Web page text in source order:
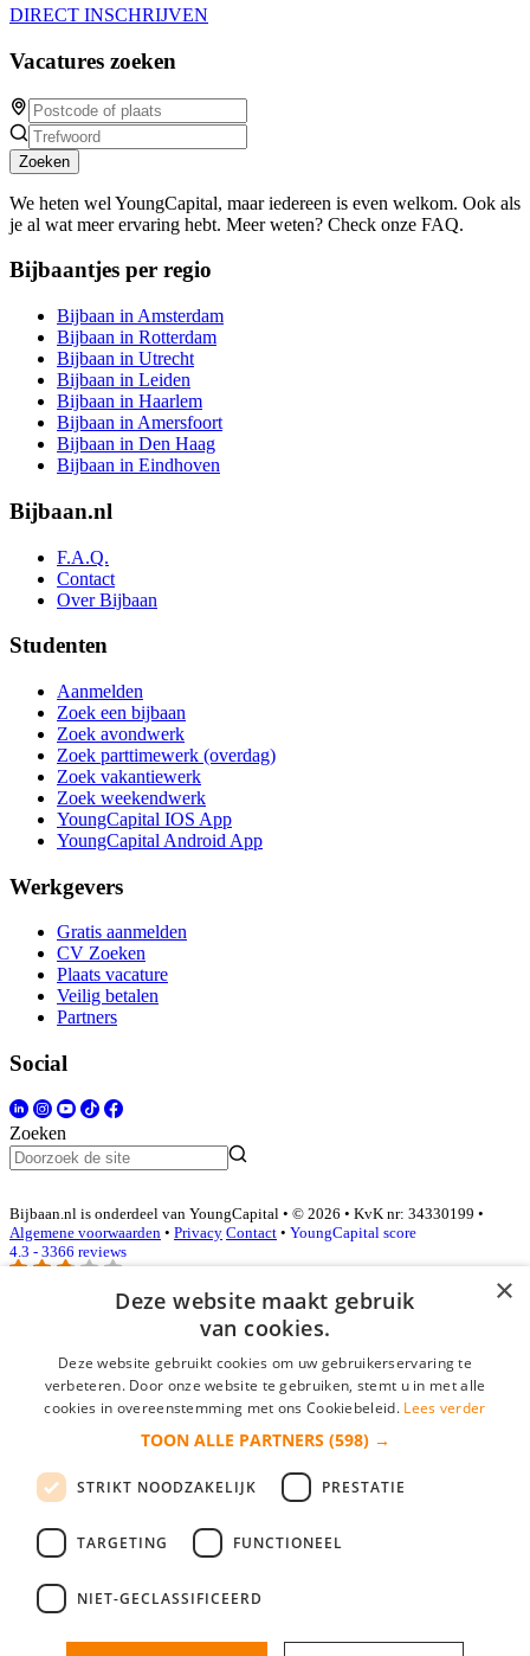
DIRECT INSCHRIJVEN
Vacatures zoeken
Zoeken
We heten wel YoungCapital, maar iedereen is even welkom. Ook als
je al wat meer ervaring hebt. Meer weten? Check onze FAQ.
Bijbaantjes per regio
Bijbaan in Amsterdam
Bijbaan in Rotterdam
Bijbaan in Utrecht
Bijbaan in Leiden
Bijbaan in Haarlem
Bijbaan in Amersfoort
Bijbaan in Den Haag
Bijbaan in Eindhoven
Bijbaan.nl
F.A.Q.
Contact
Over Bijbaan
Studenten
Aanmelden
Zoek een bijbaan
Zoek avondwerk
Zoek parttimewerk (overdag)
Zoek vakantiewerk
Zoek weekendwerk
YoungCapital IOS App
YoungCapital Android App
Werkgevers
Gratis aanmelden
CV Zoeken
Plaats vacature
Veilig betalen
Partners
Social
Zoeken
Bijbaan.nl is onderdeel van YoungCapital • © 2026 • KvK nr: 34330199 •
Algemene voorwaarden • Privacy Contact • YoungCapital score
4.3 - 3366 reviews
E-mail*
login gegevens onthouden
login
Bedrijf aanmelden
×
Deze website maakt gebruik
van cookies.
Deze website gebruikt cookies om uw gebruikerservaring te
verbeteren. Door onze website te gebruiken, stemt u in met alle
cookies in overeenstemming met ons Cookiebeleid. Lees verder
TOON ALLE PARTNERS (598) →
STRIKT NOODZAKELIJK PRESTATIE
TARGETING FUNCTIONEEL
NIET-GECLASSIFICEERD